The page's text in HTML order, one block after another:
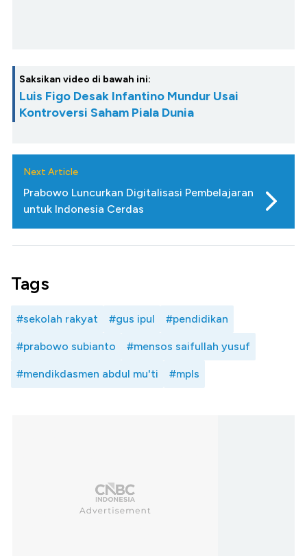
Saksikan video di bawah ini:
Luis Figo Desak Infantino Mundur Usai
Kontroversi Saham Piala Dunia
Next Article
Prabowo Luncurkan Digitalisasi Pembelajaran
untuk Indonesia Cerdas
Tags
#sekolah rakyat #gus ipul #pendidikan
#prabowo subianto #mensos saifullah yusuf
#mendikdasmen abdul mu'ti #mpls